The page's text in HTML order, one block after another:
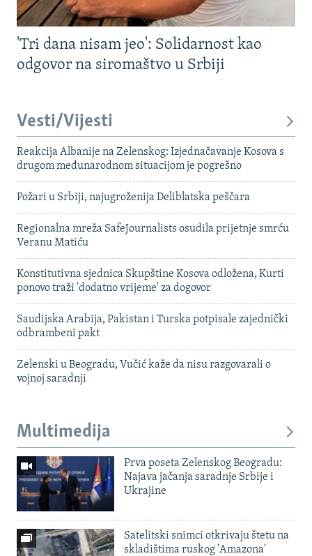
'Tri dana nisam jeo': Solidarnost kao
odgovor na siromaštvo u Srbiji
Vesti/Vijesti
Reakcija Albanije na Zelenskog: Izjednačavanje Kosova s ​​
drugom međunarodnom situacijom je pogrešno
Požari u Srbiji, najugroženija Deliblatska peščara
Regionalna mreža SafeJournalists osudila prijetnje smrću
Veranu Matiću
Konstitutivna sjednica Skupštine Kosova odložena, Kurti
ponovo traži 'dodatno vrijeme' za dogovor
Saudijska Arabija, Pakistan i Turska potpisale zajednički
odbrambeni pakt
Zelenski u Beogradu, Vučić kaže da nisu razgovarali o
vojnoj saradnji
Multimedija
Prva poseta Zelenskog Beogradu:
Najava jačanja saradnje Srbije i
Ukrajine
Satelitski snimci otkrivaju štetu na
skladištima ruskog 'Amazona'